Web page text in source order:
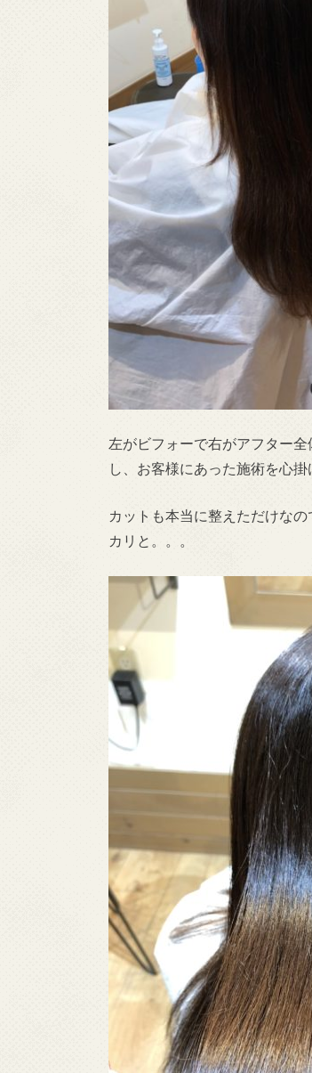
左がビフォーで右がアフター
し、お客様にあった施術を心
カットも本当に整えただけな
カリと。。。